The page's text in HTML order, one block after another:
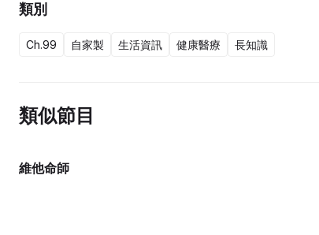
類別
Ch.99 自家製 生活資訊 健康醫療 長知識
類似節目
維他命師